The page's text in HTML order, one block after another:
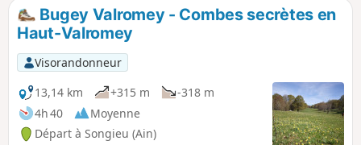
Bugey Valromey - Combes secrètes en
Haut-Valromey
Visorandonneur
13,14 km
+315 m
-318 m
4h 40
Moyenne
Départ à Songieu (Ain)